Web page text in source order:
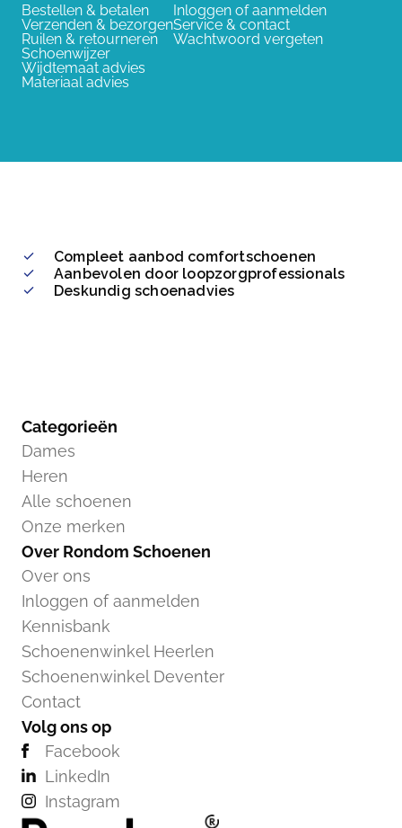
Bestellen & betalen
Verzenden & bezorgen
Ruilen & retourneren
Schoenwijzer
Wijdtemaat advies
Materiaal advies
Inloggen of aanmelden
Service & contact
Wachtwoord vergeten
Compleet aanbod comfortschoenen
Aanbevolen door loopzorgprofessionals
Deskundig schoenadvies
Categorieën
Dames
Heren
Alle schoenen
Onze merken
Over Rondom Schoenen
Over ons
Inloggen of aanmelden
Kennisbank
Schoenenwinkel Heerlen
Schoenenwinkel Deventer
Contact
Volg ons op
Facebook
LinkedIn
Instagram